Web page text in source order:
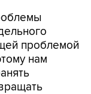
проблемой
нам